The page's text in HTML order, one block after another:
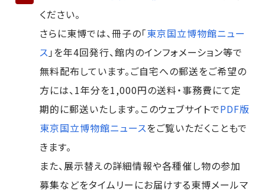
ください。
さらに東博では、冊子の「東京国立博物館ニュー
ス 」を年4回発行、館内のインフォメーション等で
無料配布しています。ご自宅への郵送をご希望の
方には、1年分を1,000円の送料・事務費にて定
期的に郵送いたします。このウェブサイトでPDF版
東京国立博物館ニュースをご覧いただくこともで
きます。
また、展示替えの詳細情報や各種催し物の参加
募集などをタイムリーにお届けする東博メールマ